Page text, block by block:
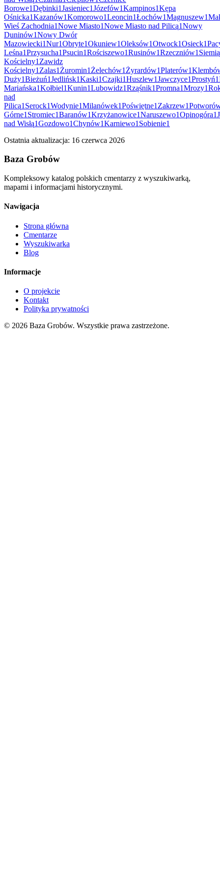
Borowe1Dębinki1Jasieniec1Józefów1Kampinos1Kępa
Ośnicka1Kazanów1Komorowo1Leoncin1Łochów1Magnuszew1
Wieś Zachodnia1Nowe Miasto1Nowe Miasto nad Pilicą1Nowy
Duninów1Nowy Dwór
Mazowiecki1Nur1Obryte1Okuniew1Oleksów1Otwock1Osieck1
Leśna1Przysucha1Psucin1Rościszewo1Rusinów1Rzeczniów1
Kościelny1 Zawidz
Kościelny1 Zalas1 Żuromin1 Żelechów1 Żyrardów1Platerów1
Duży1Bieżuń1Jedlińsk1Kaski1Czajki1Huszlew1Jawczyce1Prostyń1
Mariańska1Kołbiel1Kunin1Lubowidz1Rząśnik1Promna1Mrozy1
nad
Pilicą1 Serock1Wodynie1Milanówek1Poświętne1 Zakrzew1
Górne1 Stromiec1Baranów1Krzyżanowice1Naruszewo1Opinogóra1
nad Wisłą1Gozdowo1Chynów1Karniewo1 Sobienie1
Ostatnia aktualizacja: 16 czerwca 2026
Baza Grobów
Kompleksowy katalog polskich cmentarzy z wyszukiwarką,
mapami i informacjami historycznymi.
Nawigacja
Strona główna
Cmentarze
Wyszukiwarka
Blog
Informacje
O projekcie
Kontakt
Polityka prywatności
© 2026 Baza Grobów. Wszystkie prawa zastrzeżone.